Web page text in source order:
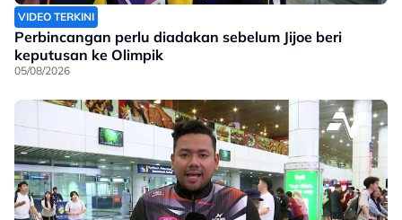
VIDEO TERKINI
Perbincangan perlu diadakan sebelum Jijoe beri
keputusan ke Olimpik
05/08/2026